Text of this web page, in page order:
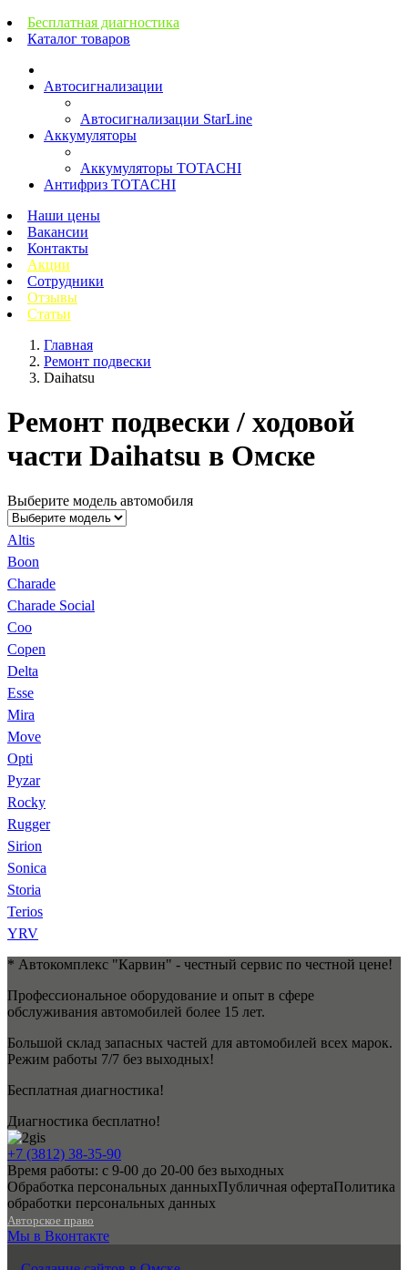
Бесплатная диагностика
Каталог товаров
Автосигнализации
Автосигнализации StarLine
Аккумуляторы
Аккумуляторы TOTACHI
Антифриз TOTACHI
Наши цены
Вакансии
Контакты
Акции
Сотрудники
Отзывы
Статьи
Главная
Ремонт подвески
Daihatsu
Ремонт подвески / ходовой
части Daihatsu в Омске
Выберите модель автомобиля
Altis
Boon
Charade
Charade Social
Coo
Copen
Delta
Esse
Mira
Move
Opti
Pyzar
Rocky
Rugger
Sirion
Sonica
Storia
Terios
YRV
* Автокомплекс "Карвин" - честный сервис по честной цене!
Профессиональное оборудование и опыт в сфере
обслуживания автомобилей более 15 лет.
Большой склад запасных частей для автомобилей всех марок.
Режим работы 7/7 без выходных!
Бесплатная диагностика!
Диагностика бесплатно!
+7 (3812) 38-35-90
Время работы: с 9-00 до 20-00 без выходных
Обработка персональных данныхПубличная офертаПолитика
обработки персональных данных
Авторское право
Мы в Вконтакте